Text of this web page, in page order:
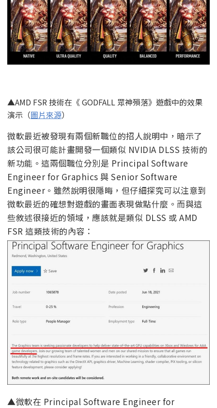
▲AMD FSR 技術在《 GODFALL 眾神殞落》遊戲中的效果
演示（圖片來源）
微軟最近被發現有兩個新職位的招人說明中，暗示了
該公司很可能計畫開發一個類似 NVIDIA DLSS 技術的
新功能。這兩個職位分別是 Principal Software
Engineer for Graphics 與 Senior Software
Engineer。雖然說明很隱晦，但仔細探究可以注意到
微軟最近的確想對遊戲的畫面表現做點什麼。而與這
些敘述很接近的領域，應該就是類似 DLSS 或 AMD
FSR 這類技術的內容：
▲微軟在 Principal Software Engineer for